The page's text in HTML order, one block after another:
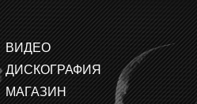
ВИДЕО
ДИСКОГРАФИЯ
МАГАЗИН